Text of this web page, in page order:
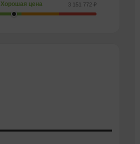
Хорошая цена 3 151 772 ₽